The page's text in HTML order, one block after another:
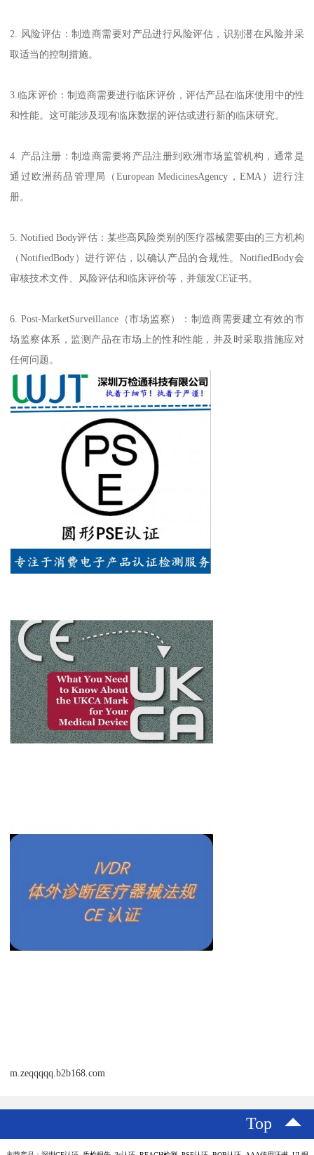
2. 风险评估：制造商需要对产品进行风险评估，识别潜在风险并采
取适当的控制措施。
3.临床评价：制造商需要进行临床评价，评估产品在临床使用中的性
和性能。这可能涉及现有临床数据的评估或进行新的临床研究。
4. 产品注册：制造商需要将产品注册到欧洲市场监管机构，通常是
通过欧洲药品管理局（European MedicinesAgency，EMA）进行注
册。
5. Notified Body评估：某些高风险类别的医疗器械需要由的三方机构
（NotifiedBody）进行评估，以确认产品的合规性。NotifiedBody会
审核技术文件、风险评估和临床评价等，并颁发CE证书。
6. Post-MarketSurveillance（市场监察）：制造商需要建立有效的市
场监察体系，监测产品在市场上的性和性能，并及时采取措施应对
任何问题。
m.zeqqqqq.b2b168.com
Top